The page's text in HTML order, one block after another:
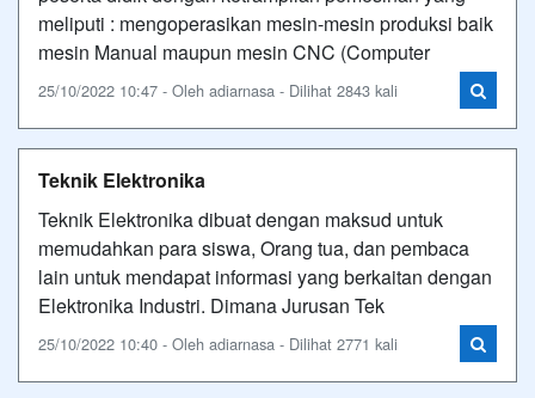
meliputi : mengoperasikan mesin-mesin produksi baik
mesin Manual maupun mesin CNC (Computer
25/10/2022 10:47 - Oleh adiarnasa - Dilihat 2843 kali
Teknik Elektronika
Teknik Elektronika dibuat dengan maksud untuk
memudahkan para siswa, Orang tua, dan pembaca
lain untuk mendapat informasi yang berkaitan dengan
Elektronika Industri. Dimana Jurusan Tek
25/10/2022 10:40 - Oleh adiarnasa - Dilihat 2771 kali